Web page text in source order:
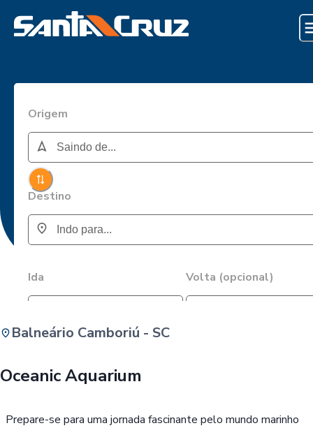
Origem
Destino
Ida Volta (opcional)
Balneário Camboriú - SC
Oceanic Aquarium
Prepare-se para uma jornada fascinante pelo mundo marinho